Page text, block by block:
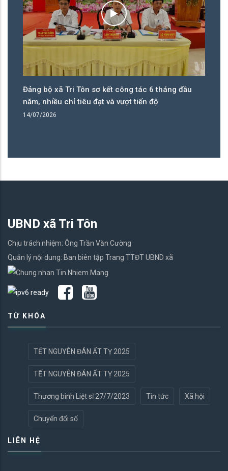
Đảng bộ xã Tri Tôn sơ kết công tác 6 tháng đầu
năm, nhiều chỉ tiêu đạt và vượt tiến độ
14/07/2026
UBND xã Tri Tôn
Chịu trách nhiệm: Ông Trần Văn Cường
Quản lý nội dung: Ban biên tập Trang TTĐT UBND xã
TỪ KHÓA
TẾT NGUYÊN ĐÁN ẤT TỴ 2025
TẾT NGUYÊN ĐÁN ẤT TỴ 2025
Thương binh Liệt sĩ 27/7/2023 Tin tức Xã hội
Chuyển đổi số
LIÊN HỆ